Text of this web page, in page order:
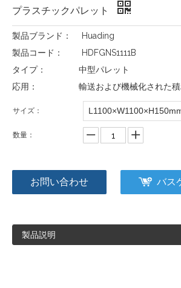
プラスチックパレット
製品ブランド：
Huading
製品コード：
HDFGNS1111B
タイプ：
中型パレット
応用：
輸送および機械化された
サイズ：
数量：
お問い合わせ バス
製品説明